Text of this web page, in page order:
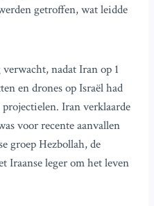
getroffen, wat leidde
nadat Iran op 1
en drones op Israël had
Iran verklaarde
voor recente aanvallen
groep Hezbollah, de
Iraanse leger om het leven